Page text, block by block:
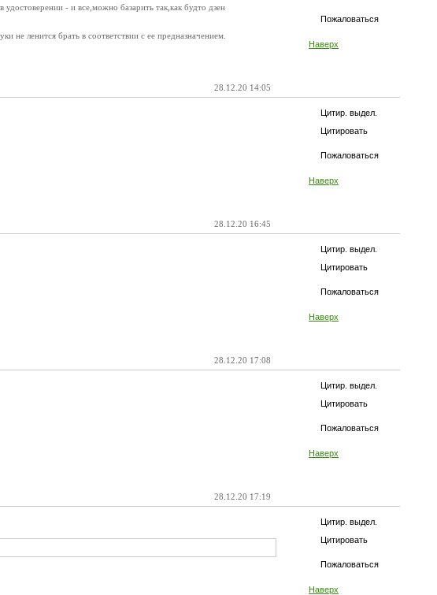
Пожаловаться
Наверх
- и все,можно базарить так,как будто дзен
не ленится брать в соответствии с ее предназначением.
28.12.20 14:05
Цитир. выдел.
Цитировать
Пожаловаться
Наверх
28.12.20 16:45
Цитир. выдел.
Цитировать
Пожаловаться
Наверх
28.12.20 17:08
Цитир. выдел.
Цитировать
Пожаловаться
Наверх
28.12.20 17:19
Цитир. выдел.
Цитировать
Пожаловаться
Наверх